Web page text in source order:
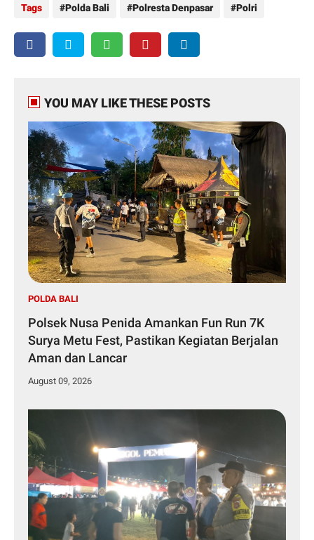
Tags Polda Bali Polresta Denpasar Polri
YOU MAY LIKE THESE POSTS
POLDA BALI
Polsek Nusa Penida Amankan Fun Run 7K
Surya Metu Fest, Pastikan Kegiatan Berjalan
Aman dan Lancar
August 09, 2026